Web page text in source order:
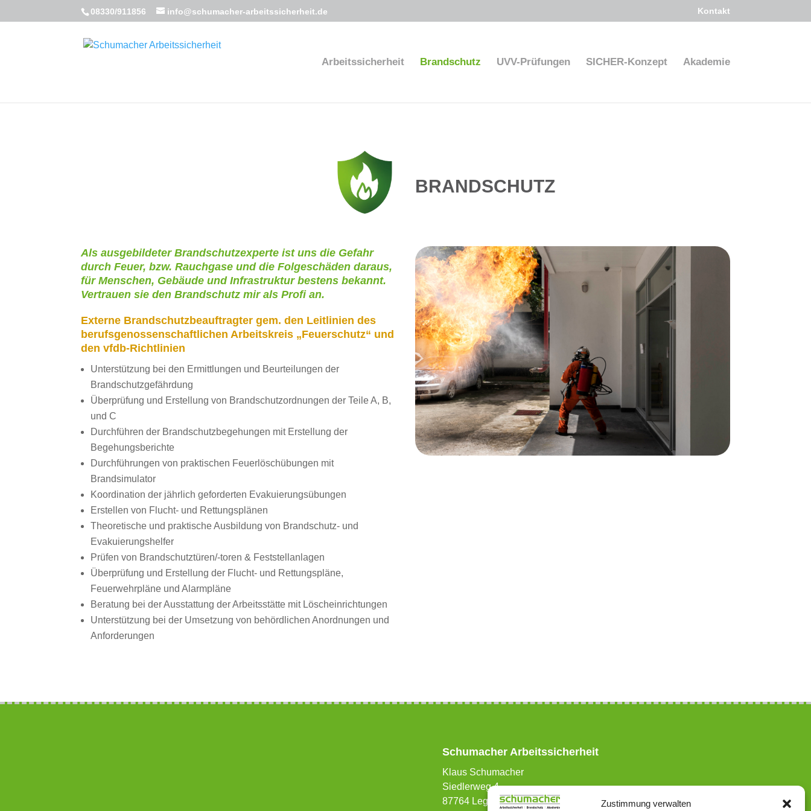
Zustimmung verwalten
08330/911856 info@schumacher-arbeitssicherheit.de Kontakt
Arbeitssicherheit Brandschutz UVV-Prüfungen SICHER-Konzept Akademie
BRANDSCHUTZ
Als ausgebildeter Brandschutzexperte ist uns die Gefahr
durch Feuer, bzw. Rauchgase und die Folgeschäden daraus,
für Menschen, Gebäude und Infrastruktur bestens bekannt.
Vertrauen sie den Brandschutz mir als Profi an.
Externe Brandschutzbeauftragter gem. den Leitlinien des
berufsgenossenschaftlichen Arbeitskreis „Feuerschutz“ und
den vfdb-Richtlinien
Unterstützung bei den Ermittlungen und Beurteilungen der
Brandschutzgefährdung
Überprüfung und Erstellung von Brandschutzordnungen der Teile A, B,
und C
Durchführen der Brandschutzbegehungen mit Erstellung der
Begehungsberichte
Durchführungen von praktischen Feuerlöschübungen mit
Brandsimulator
Koordination der jährlich geforderten Evakuierungsübungen
Erstellen von Flucht- und Rettungsplänen
Theoretische und praktische Ausbildung von Brandschutz- und
Evakuierungshelfer
Prüfen von Brandschutztüren/-toren & Feststellanlagen
Überprüfung und Erstellung der Flucht- und Rettungspläne,
Feuerwehrpläne und Alarmpläne
Beratung bei der Ausstattung der Arbeitsstätte mit Löscheinrichtungen
Unterstützung bei der Umsetzung von behördlichen Anordnungen und
Anforderungen
Schumacher Arbeitssicherheit
Klaus Schumacher
Siedlerweg 4
87764 Legau